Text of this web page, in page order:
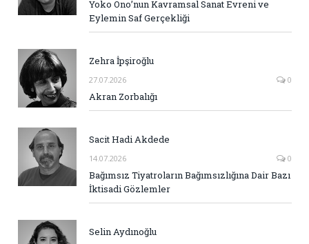
Yoko Ono’nun Kavramsal Sanat Evreni ve
Eylemin Saf Gerçekliği
Zehra İpşiroğlu
27.07.2026 0
Akran Zorbalığı
Sacit Hadi Akdede
14.07.2026 0
Bağımsız Tiyatroların Bağımsızlığına Dair Bazı
İktisadi Gözlemler
Selin Aydınoğlu